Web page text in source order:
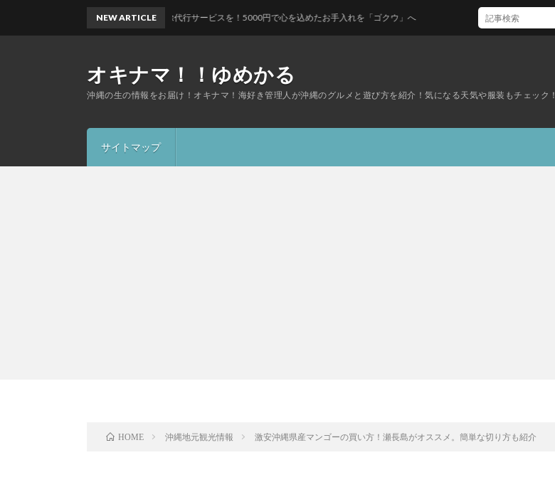
オキナマ！！ゆめかる
沖縄の生の情報をお届け！オキナマ！海好き管理人が沖縄のグルメと遊び方を紹介！気になる天気や服装もチェック！
サイトマップ
NEW ARTICLE
沖縄で安心のお墓掃除代行サービスを！5000円で心を込めたお手入れを「ゴクウ」へ
HOME 沖縄地元観光情報 激安沖縄県産マンゴーの買い方！瀬長島がオススメ。簡単な切り方も紹介